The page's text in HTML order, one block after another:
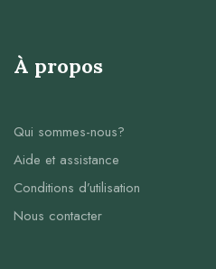
À propos
Qui sommes-nous?
Aide et assistance
Conditions d’utilisation
Nous contacter